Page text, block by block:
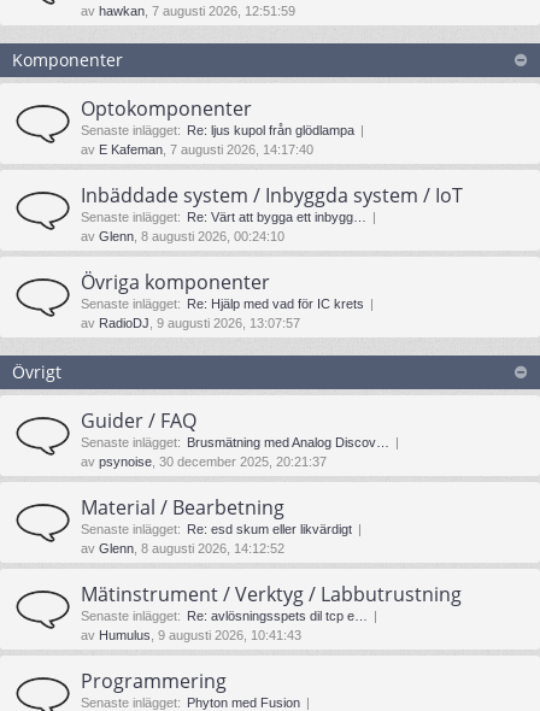
av hawkan , 7 augusti 2026, 12:51:59
Komponenter
Optokomponenter
Senaste inlägget: Re: ljus kupol från glödlampa
av E Kafeman , 7 augusti 2026, 14:17:40
Inbäddade system / Inbyggda system / IoT
Senaste inlägget: Re: Värt att bygga ett inbygg…
av Glenn , 8 augusti 2026, 00:24:10
Övriga komponenter
Senaste inlägget: Re: Hjälp med vad för IC krets
av RadioDJ , 9 augusti 2026, 13:07:57
Övrigt
Guider / FAQ
Senaste inlägget: Brusmätning med Analog Discov…
av psynoise , 30 december 2025, 20:21:37
Material / Bearbetning
Senaste inlägget: Re: esd skum eller likvärdigt
av Glenn , 8 augusti 2026, 14:12:52
Mätinstrument / Verktyg / Labbutrustning
Senaste inlägget: Re: avlösningsspets dil tcp e…
av Humulus , 9 augusti 2026, 10:41:43
Programmering
Senaste inlägget: Phyton med Fusion